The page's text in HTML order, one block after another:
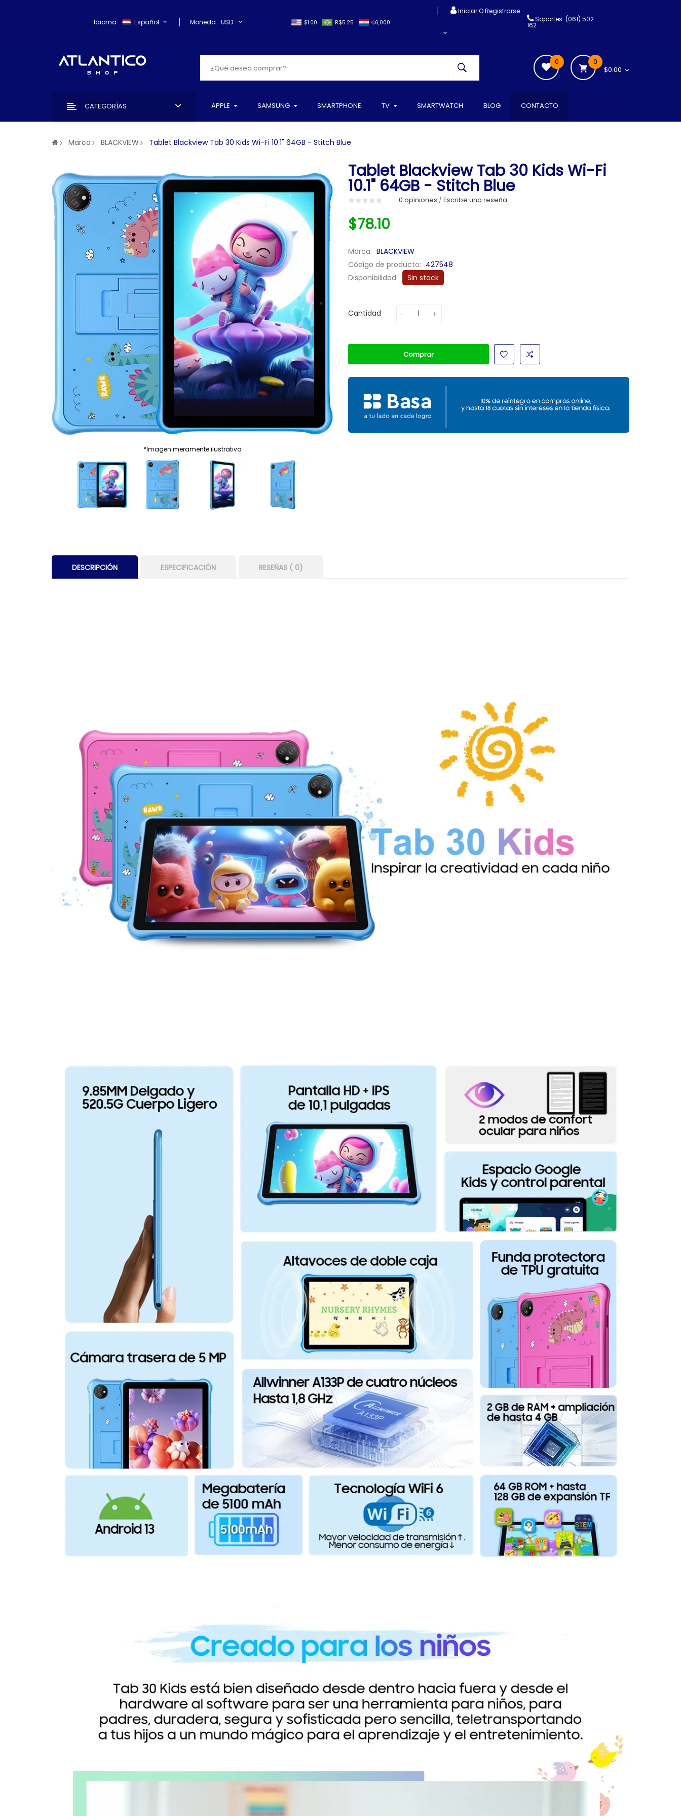
Idioma Español Moneda USD $1.00 ₲6,000
R$5.25
Iniciar O Registrarse
Soportes: (061) 502
162
0
$0.00
0
CATEGORÍAS APPLE SAMSUNG SMARTPHONE TV SMARTWATCH BLOG CONTACTO
Marca BLACKVIEW Tablet Blackview Tab 30 Kids Wi-Fi 10.1" 64GB - Stitch Blue
*Imagen meramente ilustrativa
Tablet Blackview Tab 30 Kids Wi-Fi
10.1" 64GB - Stitch Blue
0 opiniones / Escribe una reseña
$78.10
Marca: BLACKVIEW
Código de producto: 427548
Disponibilidad:
Sin stock
Cantidad
Comprar
DESCRIPCIÓN ESPECIFICACIÓN RESEÑAS ( 0)